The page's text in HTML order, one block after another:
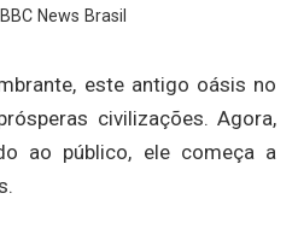
News Brasil
este antigo oásis no
civilizações. Agora,
ao público, ele começa a